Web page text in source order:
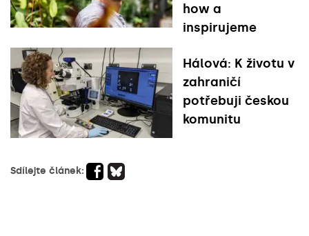
how a
inspirujeme
Hálová: K životu v
zahraničí
potřebuji českou
komunitu
Sdílejte článek: